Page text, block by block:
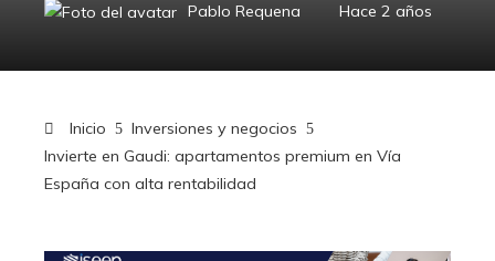
Pablo Requena Hace 2 años
Inicio
Inversiones y negocios
Invierte en Gaudi: apartamentos premium en Vía
España con alta rentabilidad